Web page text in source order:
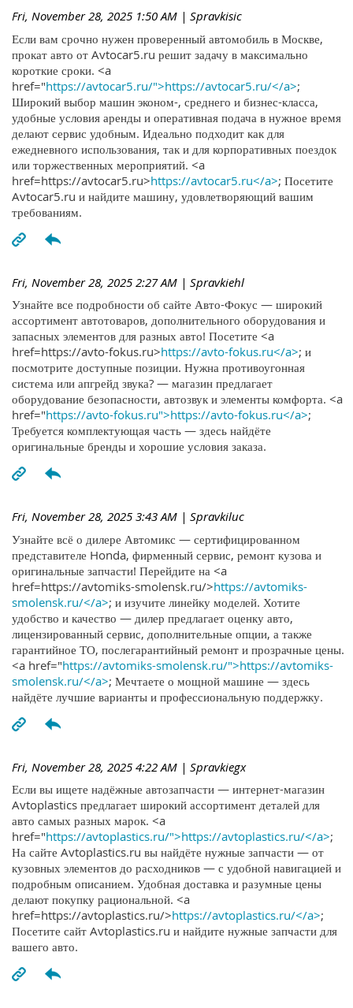
Fri, November 28, 2025 1:50 AM | Spravkisic
Если вам срочно нужен проверенный автомобиль в Москве,
прокат авто от Avtocar5.ru решит задачу в максимально
короткие сроки. <a
href="https://avtocar5.ru/">https://avtocar5.ru/</a>;
Широкий выбор машин эконом-, среднего и бизнес-класса,
удобные условия аренды и оперативная подача в нужное время
делают сервис удобным. Идеально подходит как для
ежедневного использования, так и для корпоративных поездок
или торжественных мероприятий. <a
href=https://avtocar5.ru>https://avtocar5.ru</a>; Посетите
Avtocar5.ru и найдите машину, удовлетворяющий вашим
требованиям.
Fri, November 28, 2025 2:27 AM | Spravkiehl
Узнайте все подробности об сайте Авто-Фокус — широкий
ассортимент автотоваров, дополнительного оборудования и
запасных элементов для разных авто! Посетите <a
href=https://avto-fokus.ru>https://avto-fokus.ru</a>; и
посмотрите доступные позиции. Нужна противоугонная
система или апгрейд звука? — магазин предлагает
оборудование безопасности, автозвук и элементы комфорта. <a
href="https://avto-fokus.ru">https://avto-fokus.ru</a>;
Требуется комплектующая часть — здесь найдёте
оригинальные бренды и хорошие условия заказа.
Fri, November 28, 2025 3:43 AM | Spravkiluc
Узнайте всё о дилере Автомикс — сертифицированном
представителе Honda, фирменный сервис, ремонт кузова и
оригинальные запчасти! Перейдите на <a
href=https://avtomiks-smolensk.ru/>https://avtomiks-
smolensk.ru/</a>; и изучите линейку моделей. Хотите
удобство и качество — дилер предлагает оценку авто,
лицензированный сервис, дополнительные опции, а также
гарантийное ТО, послегарантийный ремонт и прозрачные цены.
<a href="https://avtomiks-smolensk.ru/">https://avtomiks-
smolensk.ru/</a>; Мечтаете о мощной машине — здесь
найдёте лучшие варианты и профессиональную поддержку.
Fri, November 28, 2025 4:22 AM | Spravkiegx
Если вы ищете надёжные автозапчасти — интернет-магазин
Avtoplastics предлагает широкий ассортимент деталей для
авто самых разных марок. <a
href="https://avtoplastics.ru/">https://avtoplastics.ru/</a>;
На сайте Avtoplastics.ru вы найдёте нужные запчасти — от
кузовных элементов до расходников — с удобной навигацией и
подробным описанием. Удобная доставка и разумные цены
делают покупку рациональной. <a
href=https://avtoplastics.ru/>https://avtoplastics.ru/</a>;
Посетите сайт Avtoplastics.ru и найдите нужные запчасти для
вашего авто.